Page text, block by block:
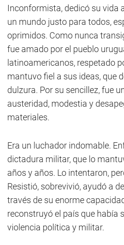
Inconformista, dedicó su vida
un mundo justo para todos,
oprimidos. Como nunca
fue amado por el pueblo
latinoamericanos, respetado
mantuvo fiel a sus ideas, que
dulzura. Por su sencillez, fue
austeridad, modestia y
materiales.
Era un luchador indomable.
dictadura militar, que lo
años y años. Lo intentaron,
Resistió, sobrevivió, ayudó a
través de su enorme
reconstruyó el país que había
violencia política y militar.